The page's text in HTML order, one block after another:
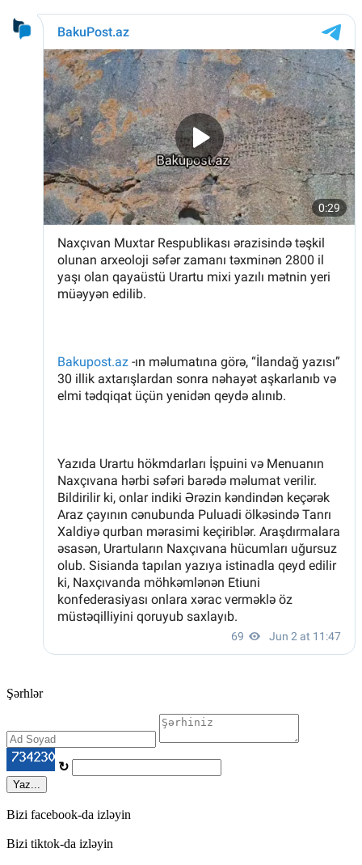
Şərhlər
↻
Yaz...
Bizi facebook-da izləyin
Bizi tiktok-da izləyin